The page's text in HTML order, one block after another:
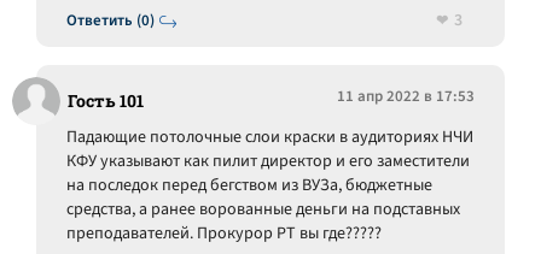
Ответить (0)
3
Гость 101 11 апр 2022 в 17:53
Падающие потолочные слои краски в аудиториях НЧИ
КФУ указывают как пилит директор и его заместители
на последок перед бегством из ВУЗа, бюджетные
средства, а ранее ворованные деньги на подставных
преподавателей. Прокурор РТ вы где?????